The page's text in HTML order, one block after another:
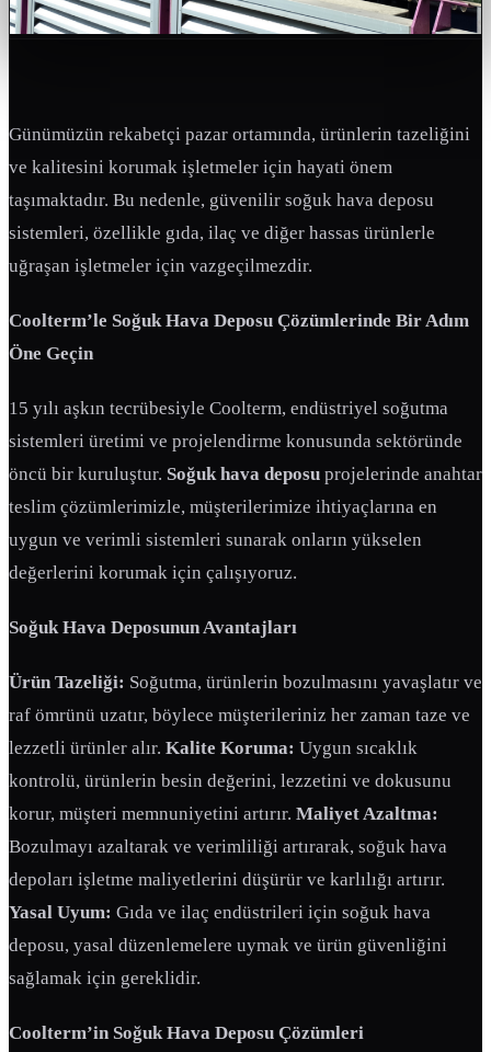
Günümüzün rekabetçi pazar ortamında, ürünlerin tazeliğini
ve kalitesini korumak işletmeler için hayati önem
taşımaktadır. Bu nedenle, güvenilir soğuk hava deposu
sistemleri, özellikle gıda, ilaç ve diğer hassas ürünlerle
uğraşan işletmeler için vazgeçilmezdir.
Coolterm’le Soğuk Hava Deposu Çözümlerinde Bir Adım
Öne Geçin
15 yılı aşkın tecrübesiyle Coolterm, endüstriyel soğutma
sistemleri üretimi ve projelendirme konusunda sektöründe
öncü bir kuruluştur. Soğuk hava deposu projelerinde anahtar
teslim çözümlerimizle, müşterilerimize ihtiyaçlarına en
uygun ve verimli sistemleri sunarak onların yükselen
değerlerini korumak için çalışıyoruz.
Soğuk Hava Deposunun Avantajları
Ürün Tazeliği: Soğutma, ürünlerin bozulmasını yavaşlatır ve
raf ömrünü uzatır, böylece müşterileriniz her zaman taze ve
lezzetli ürünler alır. Kalite Koruma: Uygun sıcaklık
kontrolü, ürünlerin besin değerini, lezzetini ve dokusunu
korur, müşteri memnuniyetini artırır. Maliyet Azaltma:
Bozulmayı azaltarak ve verimliliği artırarak, soğuk hava
depoları işletme maliyetlerini düşürür ve karlılığı artırır.
Yasal Uyum: Gıda ve ilaç endüstrileri için soğuk hava
deposu, yasal düzenlemelere uymak ve ürün güvenliğini
sağlamak için gereklidir.
Coolterm’in Soğuk Hava Deposu Çözümleri